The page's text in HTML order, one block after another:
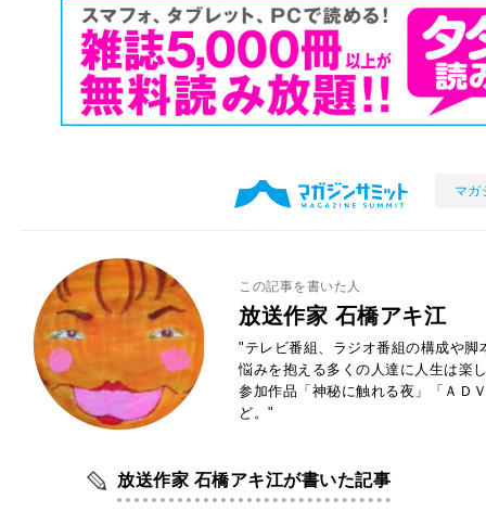
マガ
この記事を書いた人
放送作家 石橋アキ江
"テレビ番組、ラジオ番組の構成や
悩みを抱える多くの人達に人生は楽
参加作品「神秘に触れる夜」「ＡＤ
ど。"
放送作家 石橋アキ江が書いた記事